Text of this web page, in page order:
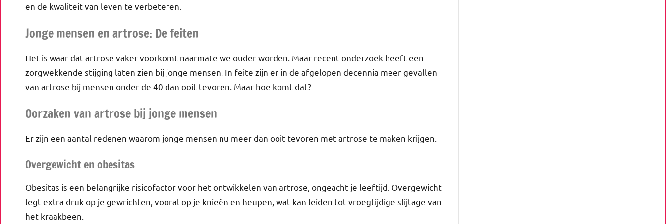
en de kwaliteit van leven te verbeteren.
Jonge mensen en artrose: De feiten
Het is waar dat artrose vaker voorkomt naarmate we ouder worden. Maar recent onderzoek heeft een
zorgwekkende stijging laten zien bij jonge mensen. In feite zijn er in de afgelopen decennia meer gevallen
van artrose bij mensen onder de 40 dan ooit tevoren. Maar hoe komt dat?
Oorzaken van artrose bij jonge mensen
Er zijn een aantal redenen waarom jonge mensen nu meer dan ooit tevoren met artrose te maken krijgen.
Overgewicht en obesitas
Obesitas is een belangrijke risicofactor voor het ontwikkelen van artrose, ongeacht je leeftijd. Overgewicht
legt extra druk op je gewrichten, vooral op je knieën en heupen, wat kan leiden tot vroegtijdige slijtage van
het kraakbeen.